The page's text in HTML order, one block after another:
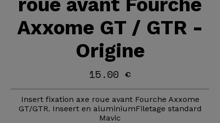
roue avant Fourche
Axxome GT / GTR -
Origine
15.00 €
Insert fixation axe roue avant Fourche Axxome
GT/GTR. Inseert en aluminiumFiletage standard
Mavic